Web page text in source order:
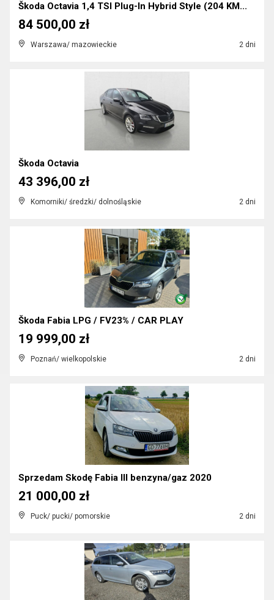
Škoda Octavia 1,4 TSI Plug-In Hybrid Style (204 KM...
Warszawa/ mazowieckie 2 dni
84 500,00 zł
Škoda Octavia
Komorniki/ średzki/ dolnośląskie 2 dni
43 396,00 zł
Škoda Fabia LPG / FV23% / CAR PLAY
Poznań/ wielkopolskie 2 dni
19 999,00 zł
Sprzedam Skodę Fabia III benzyna/gaz 2020
Puck/ pucki/ pomorskie 2 dni
21 000,00 zł